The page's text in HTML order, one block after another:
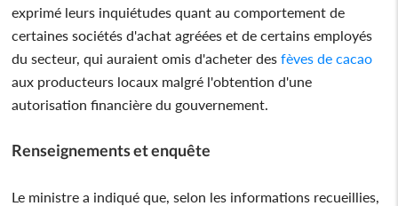
exprimé leurs inquiétudes quant au comportement de
certaines sociétés d'achat agréées et de certains employés
du secteur, qui auraient omis d'acheter des fèves de cacao
aux producteurs locaux malgré l'obtention d'une
autorisation financière du gouvernement.
Renseignements et enquête
Le ministre a indiqué que, selon les informations recueillies,